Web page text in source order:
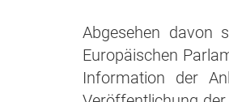
Abgesehen davon
Europäischen
Information der